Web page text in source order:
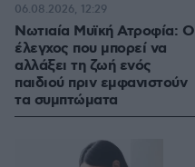
Νωτιαία Μυϊκή Ατροφία: Ο
έλεγχος που μπορεί να
αλλάξει τη ζωή ενός
παιδιού πριν εμφανιστούν
τα συμπτώματα
06.08.2026, 12:29